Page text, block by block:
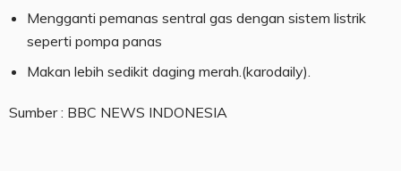
Mengganti pemanas sentral gas dengan sistem listrik
seperti pompa panas
Makan lebih sedikit daging merah.(karodaily).
Sumber : BBC NEWS INDONESIA